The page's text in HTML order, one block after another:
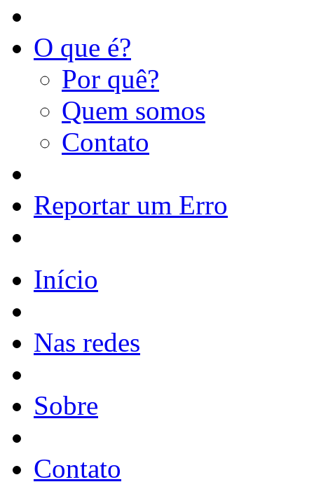
O que é?
Por quê?
Quem somos
Contato
Reportar um Erro
Início
Nas redes
Sobre
Contato